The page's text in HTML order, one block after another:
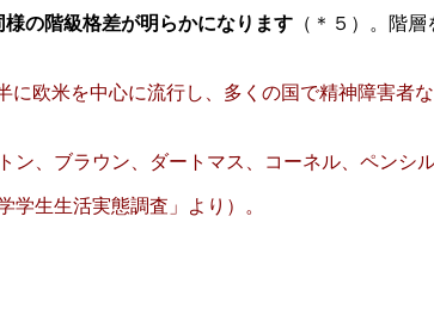
の階級格差が明らかになります （＊５）。階
欧米を中心に流行し、多くの国で精神障害者
、ブラウン、ダートマス、コーネル、ペンシル
学生生活実態調査」より）。